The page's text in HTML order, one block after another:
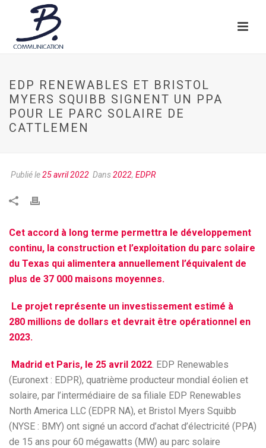
EDP RENEWABLES ET BRISTOL
MYERS SQUIBB SIGNENT UN PPA
POUR LE PARC SOLAIRE DE
CATTLEMEN
Publié le25 avril 2022 Dans2022, EDPR
Cet accord à long terme permettra le développement
continu, la construction et l’exploitation du parc solaire
du Texas qui alimentera annuellement l’équivalent de
plus de 37 000 maisons moyennes.
Le projet représente un investissement estimé à
280 millions de dollars et devrait être opérationnel en
2023.
Madrid et Paris, le 25 avril 2022. EDP Renewables
(Euronext : EDPR), quatrième producteur mondial éolien et
solaire, par l’intermédiaire de sa filiale EDP Renewables
North America LLC (EDPR NA), et Bristol Myers Squibb
(NYSE : BMY) ont signé un accord d’achat d’électricité (PPA)
de 15 ans pour 60 mégawatts (MW) au parc solaire